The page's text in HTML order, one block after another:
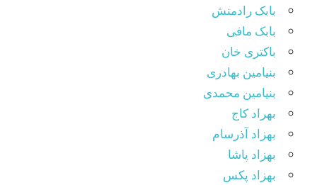
بابک رادمنش
بابک مافی
باکتری خان
بنیامین بهادری
بنیامین محمدی
بهراد کاج
بهزاد آذرسام
بهزاد پاشا
بهزاد پکس